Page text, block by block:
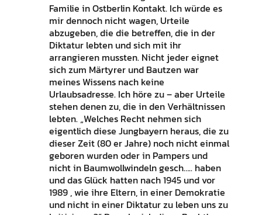
Familie in Ostberlin Kontakt. Ich würde es
mir dennoch nicht wagen, Urteile
abzugeben, die die betreffen, die in der
Diktatur lebten und sich mit ihr
arrangieren mussten. Nicht jeder eignet
sich zum Märtyrer und Bautzen war
meines Wissens nach keine
Urlaubsadresse. Ich höre zu – aber Urteile
stehen denen zu, die in den Verhältnissen
lebten. „Welches Recht nehmen sich
eigentlich diese Jungbayern heraus, die zu
dieser Zeit (80 er Jahre) noch nicht einmal
geboren wurden oder in Pampers und
nicht in Baumwollwindeln gesch….. haben
und das Glück hatten nach 1945 und vor
1989 , wie ihre Eltern, in einer Demokratie
und nicht in einer Diktatur zu leben uns zu